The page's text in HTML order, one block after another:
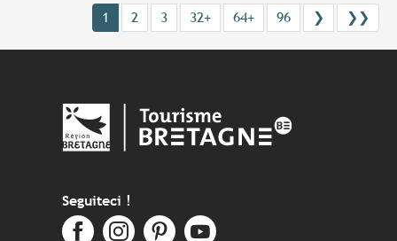
1 2 3 32+ 64+ 96 ❯ ❯❯
Seguiteci !